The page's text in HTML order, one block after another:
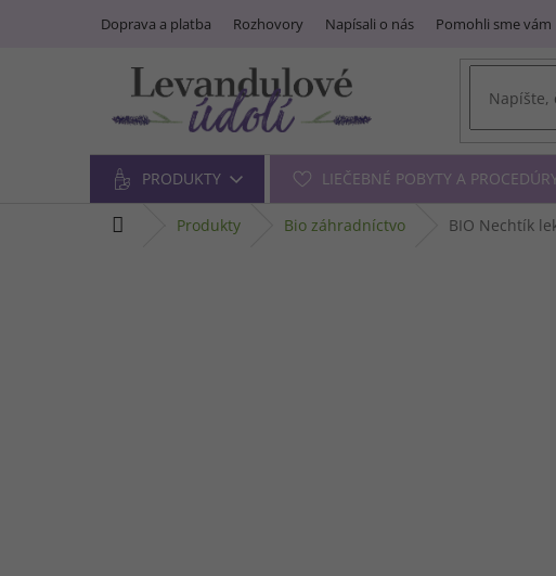
Doprava a platba Rozhovory Napísali o nás Pomohli sme vám
PRODUKTY LIEČEBNÉ POBYTY A
domov produkty bio záhradníctvo BIO Nechtík